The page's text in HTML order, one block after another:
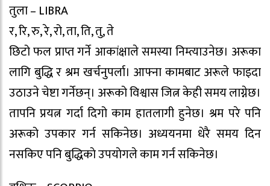
तुला – LIBRA
र, रि, रु, रे, रो, ता, ति, तु, ते
छिटो फल प्राप्त गर्ने आकांक्षाले समस्या निम्त्याउनेछ। अरूका
लागि बुद्धि र श्रम खर्चनुपर्ला। आफ्ना कामबाट अरूले फाइदा
उठाउने चेष्टा गर्नेछन्। अरूको विश्वास जित्न केही समय लाग्नेछ।
तापनि प्रयत्न गर्दा दिगो काम हातलागी हुनेछ। श्रम परे पनि
अरूको उपकार गर्न सकिनेछ। अध्ययनमा धेरै समय दिन
नसकिए पनि बुद्धिकाे उपयाेगले काम गर्न सकिनेछ।